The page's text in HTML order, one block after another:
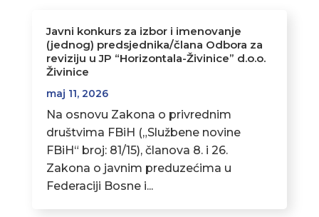
Javni konkurs za izbor i imenovanje
(jednog) predsjednika/člana Odbora za
reviziju u JP “Horizontala-Živinice” d.o.o.
Živinice
maj 11, 2026
Na osnovu Zakona o privrednim
društvima FBiH („Službene novine
FBiH“ broj: 81/15), članova 8. i 26.
Zakona o javnim preduzećima u
Federaciji Bosne i...